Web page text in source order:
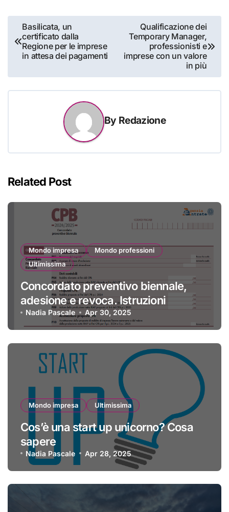
Navigazione
articoli
Basilicata, un
certificato dalla
Regione per le imprese
in attesa dei pagamenti
Qualificazione dei
Temporary Manager,
professionisti e
imprese con un valore
in più
By Redazione
Related Post
Mondo impresa
Mondo professioni
Ultimissima
Concordato preventivo biennale,
adesione e revoca. Istruzioni
Nadia Pascale Apr 30, 2025
Mondo impresa Ultimissima
Cos’è una start up unicorno? Cosa
sapere
Nadia Pascale Apr 28, 2025